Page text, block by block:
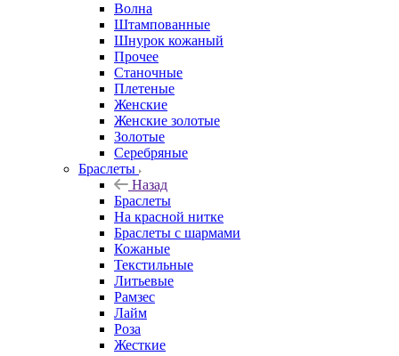
Волна
Штампованные
Шнурок кожаный
Прочее
Станочные
Плетеные
Женские
Женские золотые
Золотые
Серебряные
Браслеты
Назад
Браслеты
На красной нитке
Браслеты с шармами
Кожаные
Текстильные
Литьевые
Рамзес
Лайм
Роза
Жесткие